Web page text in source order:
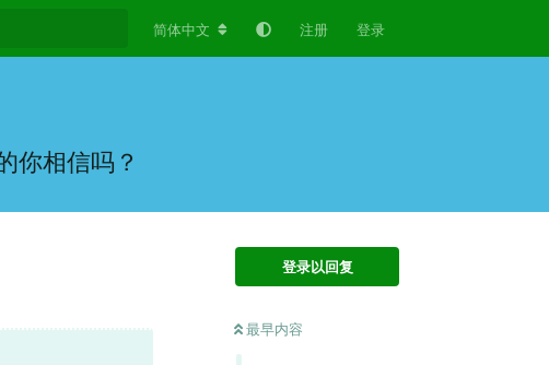
简体中文 注册 登录
你相信吗？
登录以回复
最早内容